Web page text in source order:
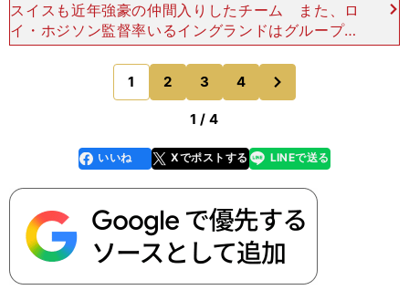
スイスも近年強豪の仲間入りしたチーム また、ロ
イ・ホジソン監督率いるイングランドはグループＨ
の２位に甘んじているが、その要因として挙げられ
るのが、現在首位に立つ伏兵モンテネグロと３位ポ
ーランドとのアウ
1 2 3 4
のページへ
1 / 4
faceboo
k
いいね Xでポストする
line LINEで送る